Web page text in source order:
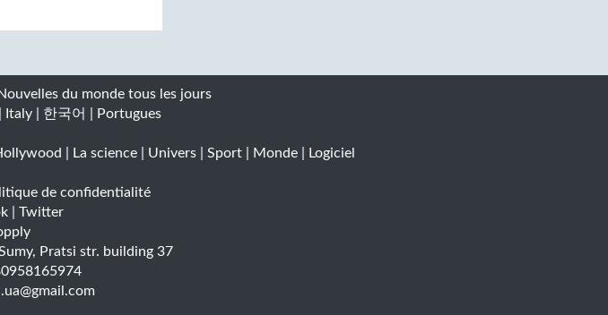
du monde tous les jours
Italy 한국어 Portugues
La science| Univers| Sport| Monde| Logiciel
de confidentialité
| Twitter
, Pratsi str. building 37